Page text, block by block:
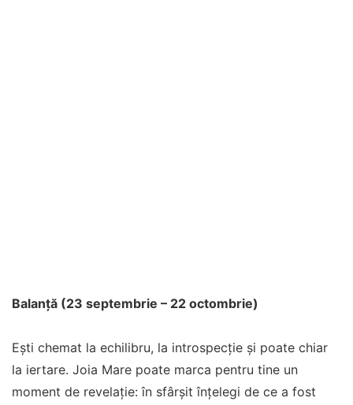
Balanță (23 septembrie – 22 octombrie)
Ești chemat la echilibru, la introspecție și poate chiar
la iertare. Joia Mare poate marca pentru tine un
moment de revelație: în sfârșit înțelegi de ce a fost